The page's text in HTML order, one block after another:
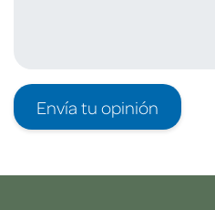
Envía tu opinión